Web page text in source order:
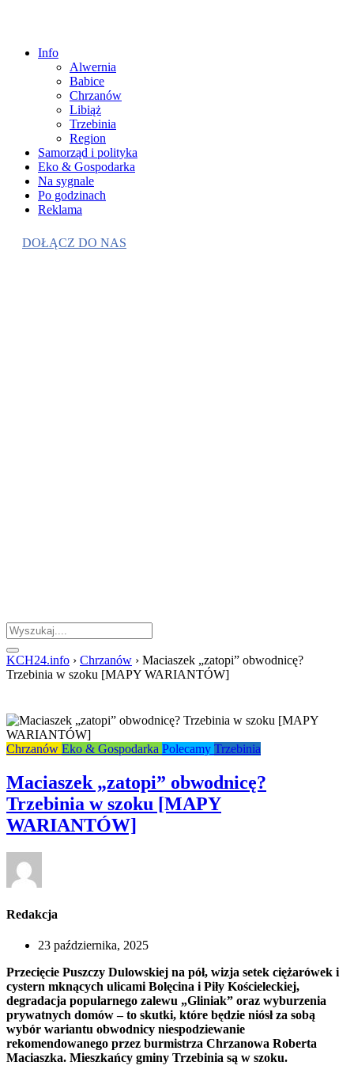
Info
Alwernia
Babice
Chrzanów
Libiąż
Trzebinia
Region
Samorząd i polityka
Eko & Gospodarka
Na sygnale
Po godzinach
Reklama
DOŁĄCZ DO NAS
KCH24.info › Chrzanów › Maciaszek „zatopi” obwodnicę?
Trzebinia w szoku [MAPY WARIANTÓW]
Chrzanów Eko & Gospodarka Polecamy Trzebinia
Maciaszek „zatopi” obwodnicę?
Trzebinia w szoku [MAPY
WARIANTÓW]
Redakcja
23 października, 2025
Przecięcie Puszczy Dulowskiej na pół, wizja setek ciężarówek i
cystern mknących ulicami Bolęcina i Piły Kościeleckiej,
degradacja popularnego zalewu „Gliniak” oraz wyburzenia
prywatnych domów – to skutki, które będzie niósł za sobą
wybór wariantu obwodnicy niespodziewanie
rekomendowanego przez burmistrza Chrzanowa Roberta
Maciaszka. Mieszkańcy gminy Trzebinia są w szoku.